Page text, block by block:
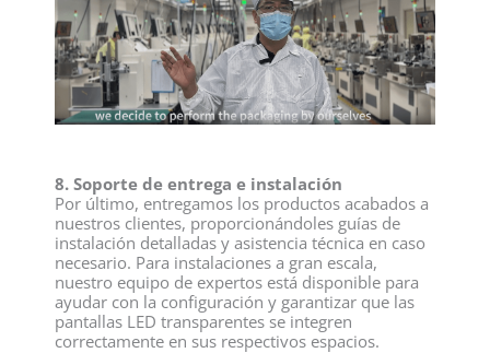
8. Soporte de entrega e instalación
Por último, entregamos los productos acabados a
nuestros clientes, proporcionándoles guías de
instalación detalladas y asistencia técnica en caso
necesario. Para instalaciones a gran escala,
nuestro equipo de expertos está disponible para
ayudar con la configuración y garantizar que las
pantallas LED transparentes se integren
correctamente en sus respectivos espacios.